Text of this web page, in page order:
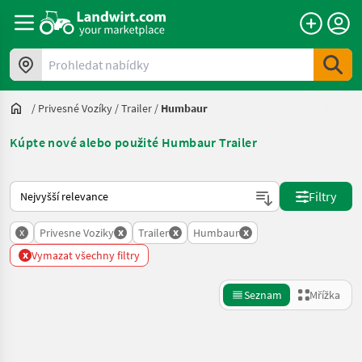
Prohledat nabídky
/ Privesné Vozíky /Trailer / Humbaur
Kúpte nové alebo použité Humbaur Trailer
Takto se řadí nabídky na Landwirt.com
Filtry
x Privesne Voziky x Trailer x Humbaur x
x Vymazat všechny filtry
Seznam Mřížka